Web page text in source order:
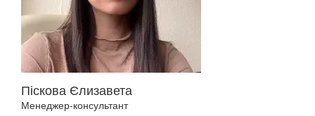
Піскова Єлизавета
Менеджер-консультант